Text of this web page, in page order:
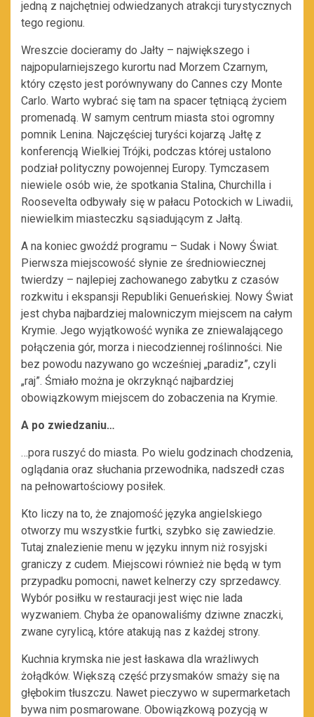
jedną z najchętniej odwiedzanych atrakcji turystycznych
tego regionu.
Wreszcie docieramy do Jałty – największego i
najpopularniejszego kurortu nad Morzem Czarnym,
który często jest porównywany do Cannes czy Monte
Carlo. Warto wybrać się tam na spacer tętniącą życiem
promenadą. W samym centrum miasta stoi ogromny
pomnik Lenina. Najczęściej turyści kojarzą Jałtę z
konferencją Wielkiej Trójki, podczas której ustalono
podział polityczny powojennej Europy. Tymczasem
niewiele osób wie, że spotkania Stalina, Churchilla i
Roosevelta odbywały się w pałacu Potockich w Liwadii,
niewielkim miasteczku sąsiadującym z Jałtą.
A na koniec gwoźdź programu – Sudak i Nowy Świat.
Pierwsza miejscowość słynie ze średniowiecznej
twierdzy – najlepiej zachowanego zabytku z czasów
rozkwitu i ekspansji Republiki Genueńskiej. Nowy Świat
jest chyba najbardziej malowniczym miejscem na całym
Krymie. Jego wyjątkowość wynika ze zniewalającego
połączenia gór, morza i niecodziennej roślinności. Nie
bez powodu nazywano go wcześniej „paradiz”, czyli
„raj”. Śmiało można je okrzyknąć najbardziej
obowiązkowym miejscem do zobaczenia na Krymie.
A po zwiedzaniu…
…pora ruszyć do miasta. Po wielu godzinach chodzenia,
oglądania oraz słuchania przewodnika, nadszedł czas
na pełnowartościowy posiłek.
Kto liczy na to, że znajomość języka angielskiego
otworzy mu wszystkie furtki, szybko się zawiedzie.
Tutaj znalezienie menu w języku innym niż rosyjski
graniczy z cudem. Miejscowi również nie będą w tym
przypadku pomocni, nawet kelnerzy czy sprzedawcy.
Wybór posiłku w restauracji jest więc nie lada
wyzwaniem. Chyba że opanowaliśmy dziwne znaczki,
zwane cyrylicą, które atakują nas z każdej strony.
Kuchnia krymska nie jest łaskawa dla wrażliwych
żołądków. Większą część przysmaków smaży się na
głębokim tłuszczu. Nawet pieczywo w supermarketach
bywa nim posmarowane. Obowiązkową pozycją w